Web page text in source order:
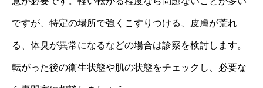
ですが、特定の場所で強くこすりつける、皮膚が荒れ
る、体臭が異常になるなどの場合は診察を検討します。
転がった後の衛生状態や肌の状態をチェックし、必要な